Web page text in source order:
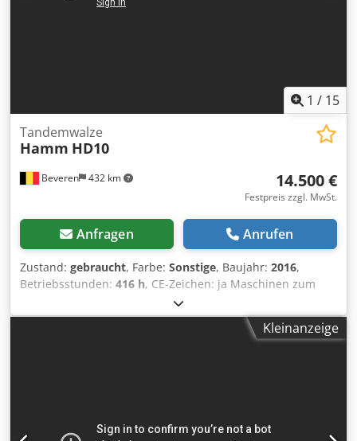
1 / 15
Beveren 432 km
Tandemwalze
Hamm HD10
14.500 €
Festpreis zzgl. MwSt.
Anfragen Anrufen
Zustand: gebraucht, Farbe: Sonstige, Baujahr: 2016,
Betriebsstunden: 416 h, CE-Zeichen: ja Maschinen zum
Verkauf! Auf unserer Website finden Sie eine Vielzahl von
Maschinen, die zum Kauf angeboten werden. Wir haben
mehr Optionen als das, was Sie online sehen. Sie können
Deutsch, Englisch, Französisch, Niederländisch, Spanisch
Kleinanzeige